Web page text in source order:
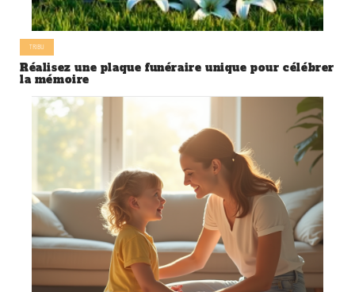
TRIBU
Réalisez une plaque funéraire unique pour célébrer
la mémoire